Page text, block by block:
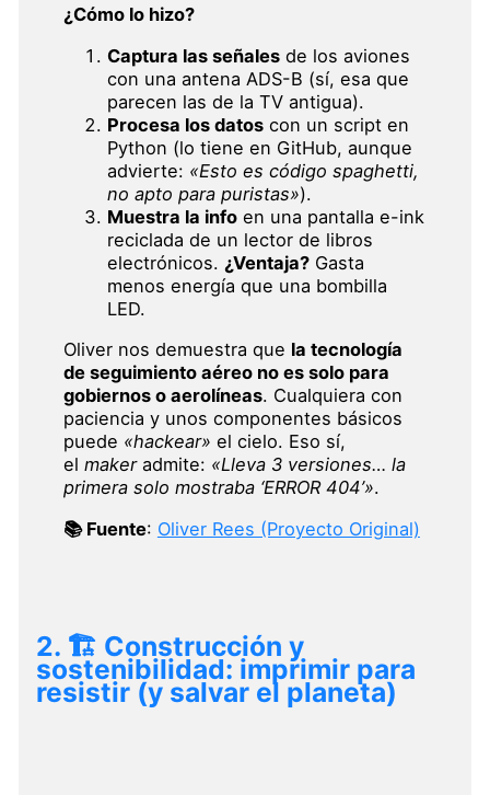
¿Cómo lo hizo?
Captura las señalesde los aviones
con una antena ADS-B (sí, esa que
parecen las de la TV antigua).
Procesa los datoscon un script en
Python (lo tiene en GitHub, aunque
advierte: «Esto es código spaghetti,
no apto para puristas»).
Muestra la infoen una pantalla e-ink
reciclada de un lector de libros
electrónicos. ¿Ventaja?Gasta
menos energía que una bombilla
LED.
Oliver nos demuestra que la tecnología
de seguimiento aéreo no es solo para
gobiernos o aerolíneas. Cualquiera con
paciencia y unos componentes básicos
puede «hackear» el cielo. Eso sí,
el makeradmite: «Lleva 3 versiones… la
primera solo mostraba ‘ERROR 404’».
📚 Fuente: Oliver Rees (Proyecto Original)
2. 🏗️ Construcción y
sostenibilidad: imprimir para
resistir (y salvar el planeta)